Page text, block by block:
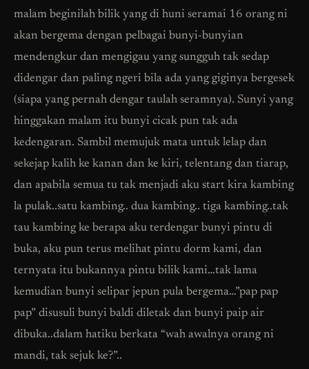
malam beginilah bilik yang di huni seramai 16 orang ni
akan bergema dengan pelbagai bunyi-bunyian
mendengkur dan mengigau yang sungguh tak sedap
didengar dan paling ngeri bila ada yang giginya bergesek
(siapa yang pernah dengar taulah seramnya). Sunyi yang
hinggakan malam itu bunyi cicak pun tak ada
kedengaran. Sambil memujuk mata untuk lelap dan
sekejap kalih ke kanan dan ke kiri, telentang dan tiarap,
dan apabila semua tu tak menjadi aku start kira kambing
la pulak..satu kambing.. dua kambing.. tiga kambing..tak
tau kambing ke berapa aku terdengar bunyi pintu di
buka, aku pun terus melihat pintu dorm kami, dan
ternyata itu bukannya pintu bilik kami…tak lama
kemudian bunyi selipar jepun pula bergema…”pap pap
pap” disusuli bunyi baldi diletak dan bunyi paip air
dibuka..dalam hatiku berkata “wah awalnya orang ni
mandi, tak sejuk ke?”..